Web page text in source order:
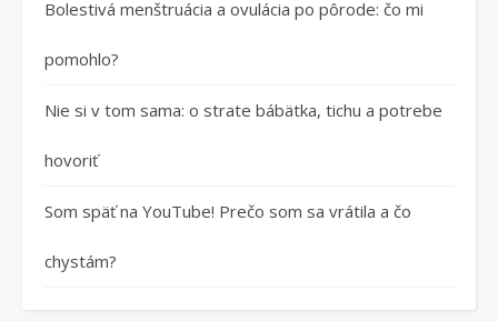
Bolestivá menštruácia a ovulácia po pôrode: čo mi
pomohlo?
Nie si v tom sama: o strate bábätka, tichu a potrebe
hovoriť
Som späť na YouTube! Prečo som sa vrátila a čo
chystám?